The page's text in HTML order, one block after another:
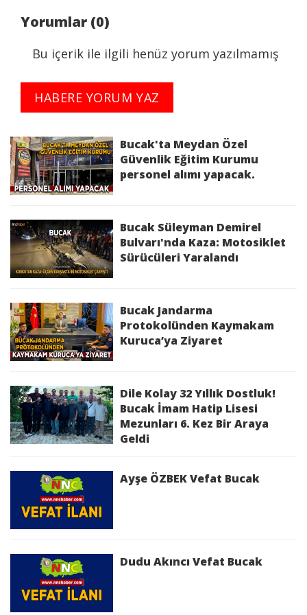
başarılarının devamını diledi.
Yorumlar (0)
Bu içerik ile ilgili henüz yorum yazılmamış
HABERE YORUM YAZ
Bucak'ta Meydan Özel
Güvenlik Eğitim Kurumu
personel alımı yapacak.
Bucak Süleyman Demirel
Bulvarı'nda Kaza: Motosiklet
Sürücüleri Yaralandı
Bucak Jandarma
Protokolünden Kaymakam
Kuruca’ya Ziyaret
Dile Kolay 32 Yıllık Dostluk!
Bucak İmam Hatip Lisesi
Mezunları 6. Kez Bir Araya
Geldi
Ayşe ÖZBEK Vefat Bucak
Dudu Akıncı Vefat Bucak